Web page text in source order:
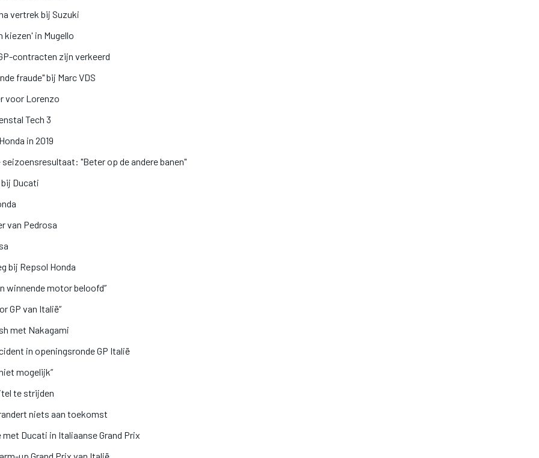
vertrek bij Suzuki
in Mugello
contracten zijn verkeerd
fraude" bij Marc VDS
voor Lorenzo
Tech 3
in 2019
"Beter op de andere banen"
Ducati
van Pedrosa
bij Repsol Honda
winnende motor beloofd”
GP van Italië”
met Nakagami
in openingsronde GP Italië
mogelijk”
te strijden
niets aan toekomst
Ducati in Italiaanse Grand Prix